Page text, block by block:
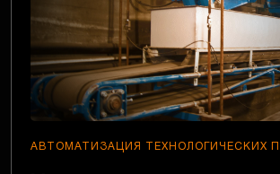
АВТОМАТИЗАЦИЯ ТЕХНОЛОГИЧЕСКИХ